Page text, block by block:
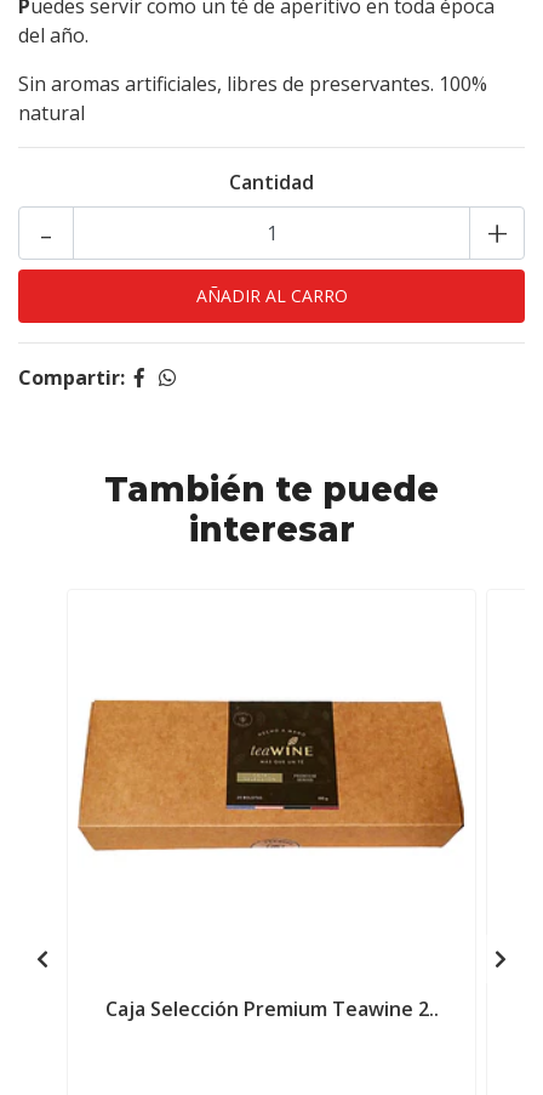
Puedes servir como un té de aperitivo en toda época
del año.
Sin aromas artificiales, libres de preservantes. 100%
natural
Cantidad
+
-
Compartir:
También te puede
interesar
Caja Selección Premium Teawine 2..